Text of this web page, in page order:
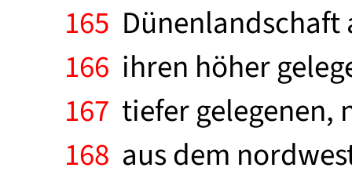
165 Dünenlandschaft
166 ihren höher
167 tiefer gelegenen,
168 aus dem